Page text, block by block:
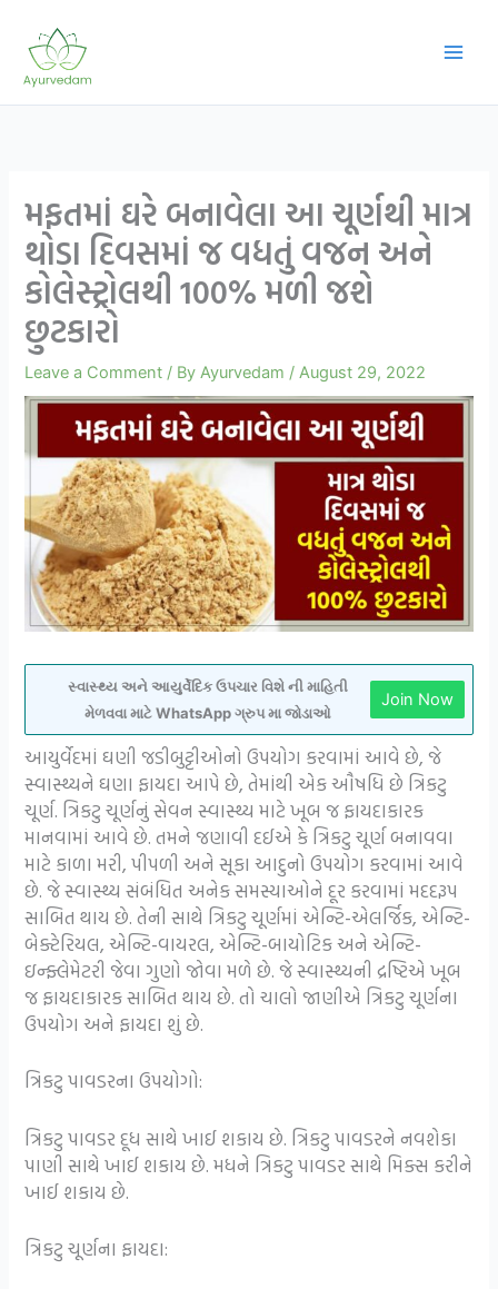
content
મફતમાં ઘરે બનાવેલા આ ચૂર્ણથી માત્ર
થોડા દિવસમાં જ વધતું વજન અને
કોલેસ્ટ્રોલથી 100% મળી જશે
છુટકારો
Leave a Comment / ByAyurvedam /August 29, 2022
સ્વાસ્થ્ય અને આયુર્વેદિક ઉપચાર વિશે ની માહિતી
મેળવવા માટે WhatsApp ગ્રુપ મા જોડાઓ
Join Now
આયુર્વેદમાં ઘણી જડીબુટ્ટીઓનો ઉપયોગ કરવામાં આવે છે, જે
સ્વાસ્થ્યને ઘણા ફાયદા આપે છે, તેમાંથી એક ઔષધિ છે ત્રિકટુ
ચૂર્ણ. ત્રિકટુ ચૂર્ણનું સેવન સ્વાસ્થ્ય માટે ખૂબ જ ફાયદાકારક
માનવામાં આવે છે. તમને જણાવી દઈએ કે ત્રિકટુ ચૂર્ણ બનાવવા
માટે કાળા મરી, પીપળી અને સૂકા આદુનો ઉપયોગ કરવામાં આવે
છે. જે સ્વાસ્થ્ય સંબંધિત અનેક સમસ્યાઓને દૂર કરવામાં મદદરૂપ
સાબિત થાય છે. તેની સાથે ત્રિકટુ ચૂર્ણમાં એન્ટિ-એલર્જિક, એન્ટિ-
બેક્ટેરિયલ, એન્ટિ-વાયરલ, એન્ટિ-બાયોટિક અને એન્ટિ-
ઇન્ફ્લેમેટરી જેવા ગુણો જોવા મળે છે. જે સ્વાસ્થ્યની દ્રષ્ટિએ ખૂબ
જ ફાયદાકારક સાબિત થાય છે. તો ચાલો જાણીએ ત્રિકટુ ચૂર્ણના
ઉપયોગ અને ફાયદા શું છે.
ત્રિકટુ પાવડરના ઉપયોગો:
ત્રિકટુ પાવડર દૂધ સાથે ખાઈ શકાય છે. ત્રિકટુપાવડરને નવશેકા
પાણી સાથે ખાઈ શકાય છે.મધને ત્રિકટુ પાવડર સાથે મિક્સ કરીને
ખાઈ શકાય છે.
ત્રિકટુ ચૂર્ણના ફાયદા: